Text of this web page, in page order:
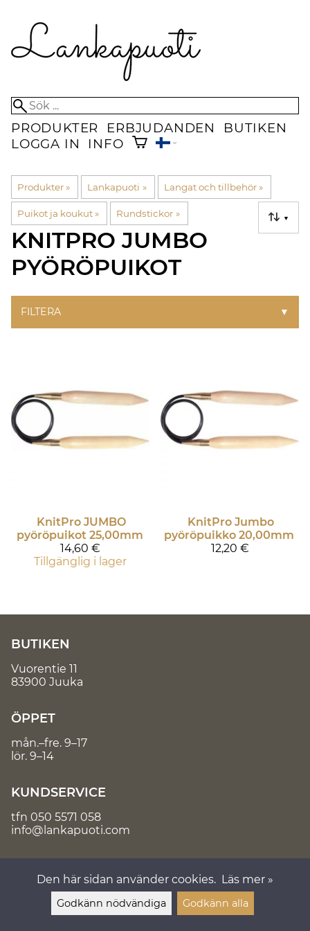
PRODUKTER ERBJUDANDEN
BUTIKEN
LOGGA IN
INFO
Produkter‪» Lankapuoti ‪» Langat och tillbehör ‪»
Puikot ja koukut‪» Rundstickor ‪» ▼
KNITPRO JUMBO
PYÖRÖPUIKOT
FILTERA ▼
KnitPro JUMBO
pyöröpuikot 25,00mm
14,60 €
Tillgänglig i lager
KnitPro Jumbo
pyöröpuikko 20,00mm
12,20 €
BUTIKEN
Vuorentie 11
83900 Juuka
ÖPPET
mån.–fre. 9–17
lör. 9–14
KUNDSERVICE
tfn 050 5571 058
info@lankapuoti.com
Den här sidan använder cookies. Läs mer »
Godkänn nödvändiga Godkänn alla